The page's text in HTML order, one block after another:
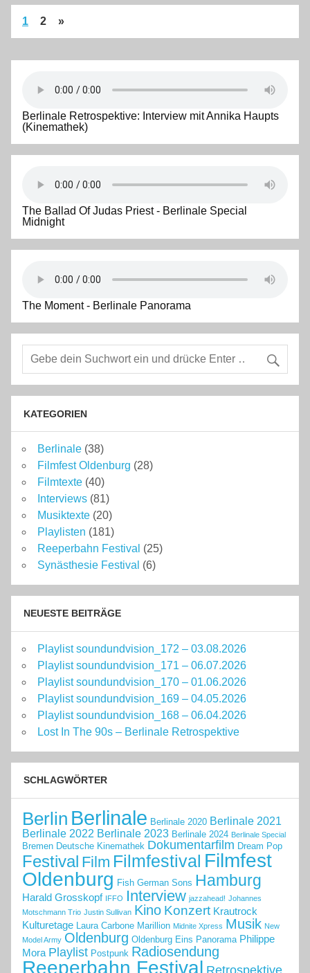
1 2 »
Berlinale Retrospektive: Interview mit Annika Haupts
(Kinemathek)
The Ballad Of Judas Priest - Berlinale Special
Midnight
The Moment - Berlinale Panorama
KATEGORIEN
Berlinale (38)
Filmfest Oldenburg (28)
Filmtexte (40)
Interviews (81)
Musiktexte (20)
Playlisten (181)
Reeperbahn Festival (25)
Synästhesie Festival (6)
NEUESTE BEITRÄGE
Playlist soundundvision_172 – 03.08.2026
Playlist soundundvision_171 – 06.07.2026
Playlist soundundvision_170 – 01.06.2026
Playlist soundundvision_169 – 04.05.2026
Playlist soundundvision_168 – 06.04.2026
Lost In The 90s – Berlinale Retrospektive
SCHLAGWÖRTER
Berlin Berlinale Berlinale 2020 Berlinale 2021
Berlinale 2022 Berlinale 2023 Berlinale 2024 Berlinale Special
Bremen Deutsche Kinemathek Dokumentarfilm Dream Pop
Festival Film Filmfestival Filmfest
Oldenburg Fish German Sons Hamburg
Harald Grosskopf IFFO Interview jazzahead! Johannes
Motschmann Trio Justin Sullivan Kino Konzert Krautrock
Kulturetage
Laura Carbone Marillion Midnite Xpress Musik New
Model Army Oldenburg Oldenburg Eins Panorama Philippe
Mora Playlist Postpunk Radiosendung
Reeperbahn Festival Retrospektive